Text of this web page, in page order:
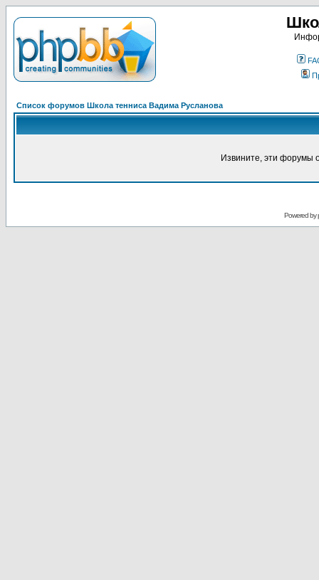
Список форумов Школа тенниса Вадима Русланова
Извините, эти форумы
Powered by